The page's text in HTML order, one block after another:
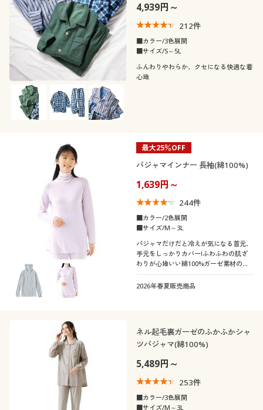
4,939円～
212件
■カラー/3色展開
■サイズ/S～5L
ふんわりやわらか、クセになる快適な着
心地
最大25％OFF
パジャマインナー 長袖(綿100%)
1,639円～
244件
■カラー/2色展開
■サイズ/M～3L
パジャマだけだと冷えが気になる首元、
手元をしっかりカバー!ふわふわの肌ざ
わりが心地いい綿100%ガーゼ素材のパ
ジャマ用インナー
2026年春夏販売商品
ネル起毛裏ガーゼのふかふかシャ
ツパジャマ(綿100%)
5,489円～
253件
■カラー/3色展開
■サイズ/M～3L